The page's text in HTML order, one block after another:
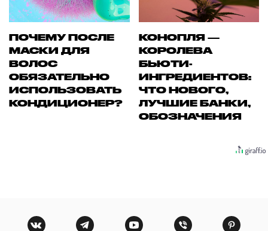
ПОЧЕМУ ПОСЛЕ
МАСКИ ДЛЯ
ВОЛОС
ОБЯЗАТЕЛЬНО
ИСПОЛЬЗОВАТЬ
КОНДИЦИОНЕР?
КОНОПЛЯ —
КОРОЛЕВА
БЬЮТИ-
ИНГРЕДИЕНТОВ:
ЧТО НОВОГО,
ЛУЧШИЕ БАНКИ,
ОБОЗНАЧЕНИЯ